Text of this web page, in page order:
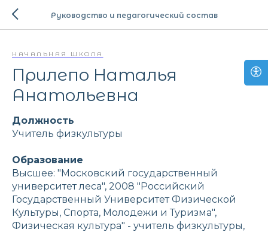
Руководство и педагогический состав
НАЧАЛЬНАЯ ШКОЛА
Прилепо Наталья
Анатольевна
Должность
Учитель физкультуры
Образование
Высшее: "Московский государственный
университет леса", 2008 "Российский
Государственный Университет Физической
Культуры, Спорта, Молодежи и Туризма",
Физическая культура" - учитель физкультуры,